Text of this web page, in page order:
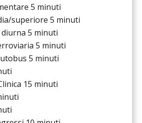
5 minuti
superiore 5 minuti
5 minuti
5 minuti
5 minuti
15 minuti